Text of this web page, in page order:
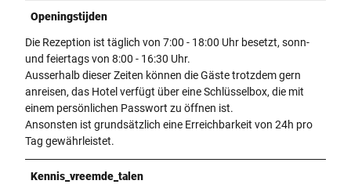
Openingstijden
Die Rezeption ist täglich von 7:00 - 18:00 Uhr besetzt, sonn-
und feiertags von 8:00 - 16:30 Uhr.
Ausserhalb dieser Zeiten können die Gäste trotzdem gern
anreisen, das Hotel verfügt über eine Schlüsselbox, die mit
einem persönlichen Passwort zu öffnen ist.
Ansonsten ist grundsätzlich eine Erreichbarkeit von 24h pro
Tag gewährleistet.
Kennis_vreemde_talen